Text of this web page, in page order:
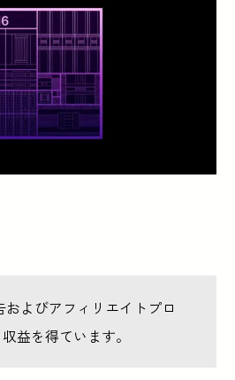
よびアフィリエイトプロ
益を得ています。